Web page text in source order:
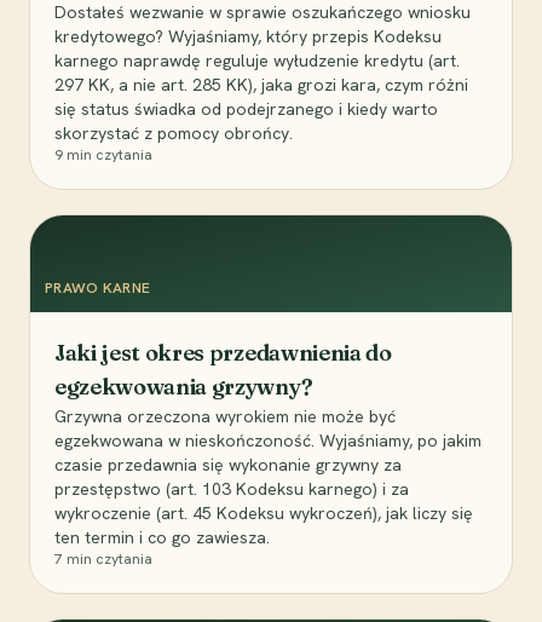
Dostałeś wezwanie w sprawie oszukańczego wniosku
kredytowego? Wyjaśniamy, który przepis Kodeksu
karnego naprawdę reguluje wyłudzenie kredytu (art.
297 KK, a nie art. 285 KK), jaka grozi kara, czym różni
się status świadka od podejrzanego i kiedy warto
skorzystać z pomocy obrońcy.
9 min czytania
PRAWO KARNE
Jaki jest okres przedawnienia do
egzekwowania grzywny?
Grzywna orzeczona wyrokiem nie może być
egzekwowana w nieskończoność. Wyjaśniamy, po jakim
czasie przedawnia się wykonanie grzywny za
przestępstwo (art. 103 Kodeksu karnego) i za
wykroczenie (art. 45 Kodeksu wykroczeń), jak liczy się
ten termin i co go zawiesza.
7 min czytania